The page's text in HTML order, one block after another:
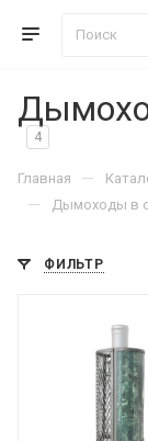
4
Главная —
— Дымоходы в
ФИЛЬТР